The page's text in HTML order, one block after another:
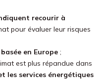
recourir à
pour évaluer leur risques
basée en Europe ;
est plus répandue dans
les services énergétiques